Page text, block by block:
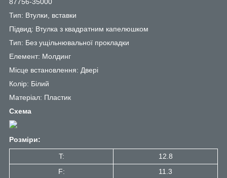
Тип: Втулки, вставки
Підвид: Втулка з квадратним капелюшком
Тип: Без ущільнювальної прокладки
Елемент: Молдинг
Місце встановлення: Двері
Колір: Білий
Матеріал: Пластик
Схема
Розміри:
T:
12.8
F:
11.3